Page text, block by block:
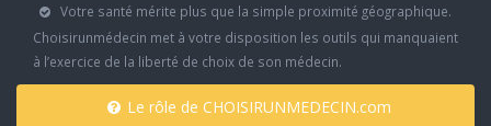
Votre santé mérite plus que la simple proximité géographique.
Choisirunmédecin met à votre disposition les outils qui manquaient
à l’exercice de la liberté de choix de son médecin.
Le rôle de CHOISIRUNMEDECIN.com